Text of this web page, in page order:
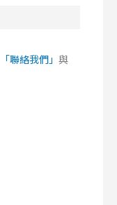
「聯絡我們」 與